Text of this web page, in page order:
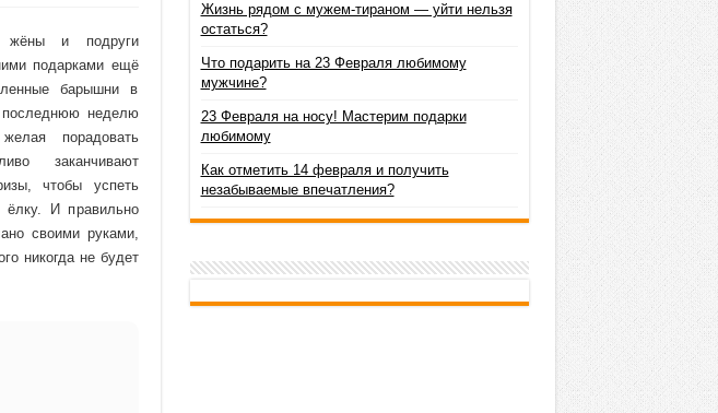
жёны и подруги
подарками ещё
барышни в
неделю
порадовать
заканчивают
чтобы успеть
И правильно
своими руками,
никогда не будет
Жизнь рядом с мужем-тираном — уйти нельзя
остаться?
Что подарить на 23 Февраля любимому
мужчине?
23 Февраля на носу! Мастерим подарки
любимому
Как отметить 14 февраля и получить
незабываемые впечатления?